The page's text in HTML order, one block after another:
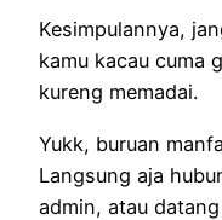
Kesimpulannya,
kamu kacau cuma
kureng memadai.
Yukk, buruan
Langsung aja
admin, atau